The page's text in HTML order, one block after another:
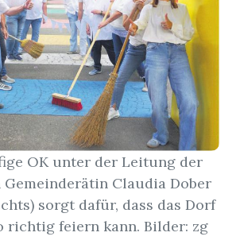
OK unter der Leitung der
Claudia Dober
sorgt dafür, dass das Dorf
richtig feiern kann. Bilder: zg